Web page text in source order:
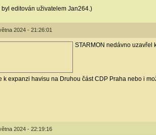
byl editován uživatelem Jan264.)
2024 - 21:26:01
STARMON nedávno uzavřel
k expanzi havisu na Druhou část CDP Praha nebo i
2024 - 22:19:16